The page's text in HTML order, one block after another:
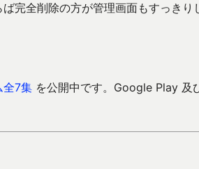
完全削除の方が管理画面もすっきり
全7集 を公開中です。Google Play